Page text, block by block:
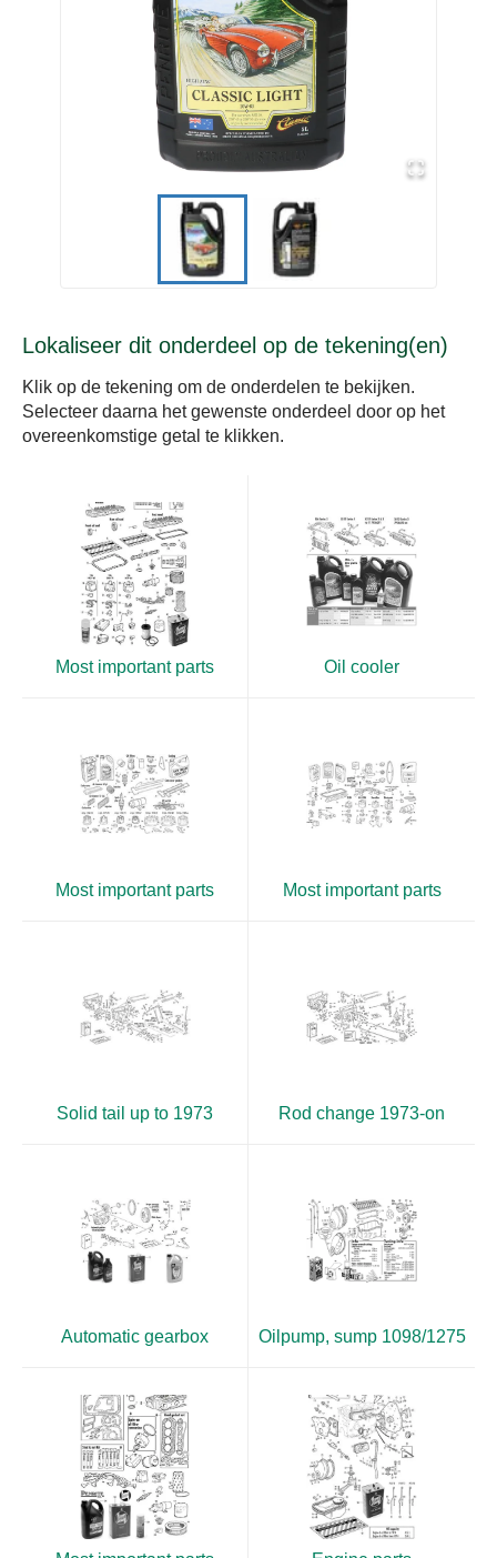
Lokaliseer dit onderdeel op de tekening(en)
Klik op de tekening om de onderdelen te bekijken.
Selecteer daarna het gewenste onderdeel door op het
overeenkomstige getal te klikken.
Most important parts Oil cooler
Most important parts Most important parts
Solid tail up to 1973 Rod change 1973-on
Automatic gearbox Oilpump, sump 1098/1275